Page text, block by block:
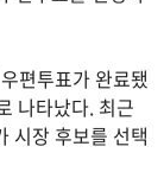
편투표가 완료됐
나타났다. 최근
시장 후보를 선택